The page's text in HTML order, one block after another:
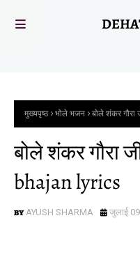
मुख्यपृष्ठ भोले भजन बोले शंकर
बोले शंकर गौरा
bhajan lyrics
AYUSH SHARMA जुलाई